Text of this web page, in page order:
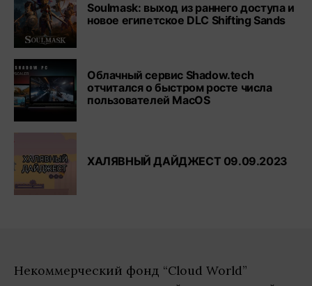
Soulmask: выход из раннего доступа и
новое египетское DLC Shifting Sands
Облачный сервис Shadow.tech
отчитался о быстром росте числа
пользователей MacOS
ХАЛЯВНЫЙ ДАЙДЖЕСТ 09.09.2023
Некоммерческий фонд “Cloud World”